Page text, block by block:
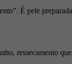
É pele
ressecamento